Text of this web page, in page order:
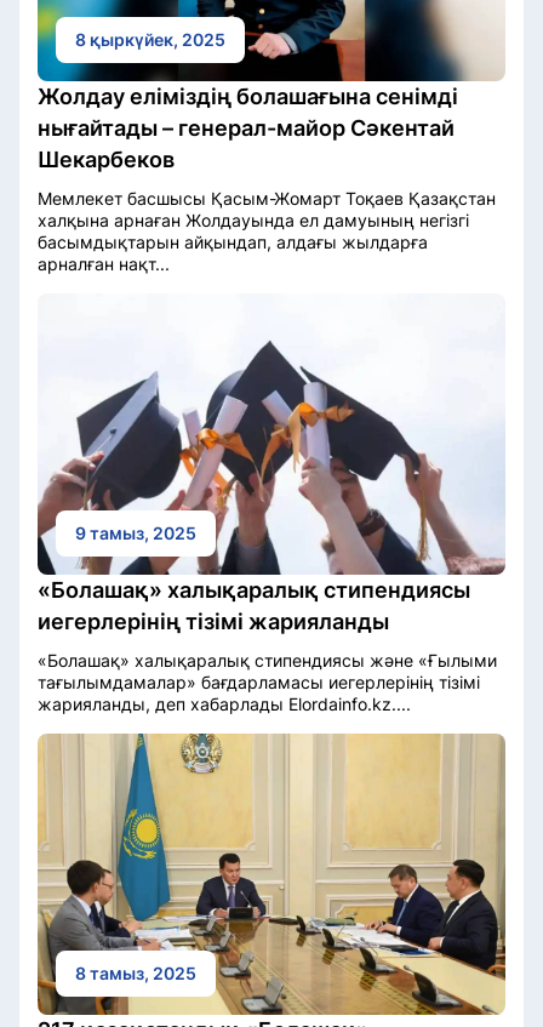
8 қыркүйек, 2025
Жолдау еліміздің болашағына сенімді
нығайтады – генерал-майор Сәкентай
Шекарбеков
Мемлекет басшысы Қасым-Жомарт Тоқаев Қазақстан
халқына арнаған Жолдауында ел дамуының негізгі
басымдықтарын айқындап, алдағы жылдарға
арналған нақт...
9 тамыз, 2025
«Болашақ» халықаралық стипендиясы
иегерлерінің тізімі жарияланды
«Болашақ» халықаралық стипендиясы және «Ғылыми
тағылымдамалар» бағдарламасы иегерлерінің тізімі
жарияланды, деп хабарлады Elordainfo.kz....
8 тамыз, 2025